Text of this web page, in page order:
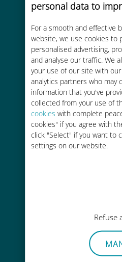
personal data to
For a smooth and effective
website, we use cookies to
personalised advertising,
and analyse our traffic. We
your use of our site with
analytics partners who may
information that you've
collected from your use of
cookies with complete
cookies" if you agree with
click "Select" if you want to
settings on our website.
Refuse
Bis zu 90 %
Gebühren bei
Einfaches